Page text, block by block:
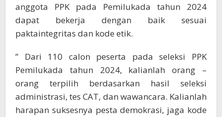
anggota PPK pada Pemilukada tahun 2024
dapat bekerja dengan baik sesuai
paktaintegritas dan kode etik.
” Dari 110 calon peserta pada seleksi PPK
Pemilukada tahun 2024, kalianlah orang –
orang terpilih berdasarkan hasil seleksi
administrasi, tes CAT, dan wawancara. Kalianlah
harapan suksesnya pesta demokrasi, jaga kode